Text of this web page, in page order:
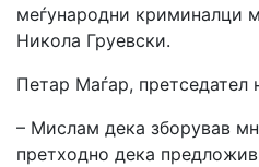
меѓународни криминалци
Никола Груевски.
Петар Маѓар, претседател
– Мислам дека зборував
претходно дека